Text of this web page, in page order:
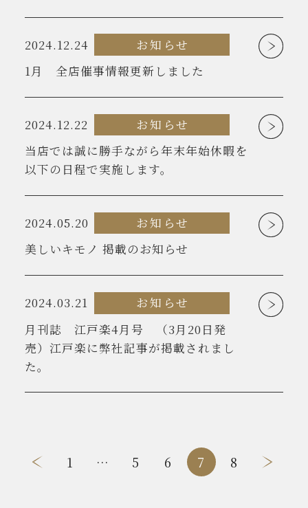
2024.12.24
お知らせ
1月 全店催事情報更新しました
2024.12.22
お知らせ
当店では誠に勝手ながら年末年始休暇を
以下の日程で実施します。
2024.05.20
お知らせ
美しいキモノ 掲載のお知らせ
2024.03.21
お知らせ
月刊誌 江戸楽4月号 （3月20日発
売）江戸楽に弊社記事が掲載されまし
た。
1 … 5 6 7 8